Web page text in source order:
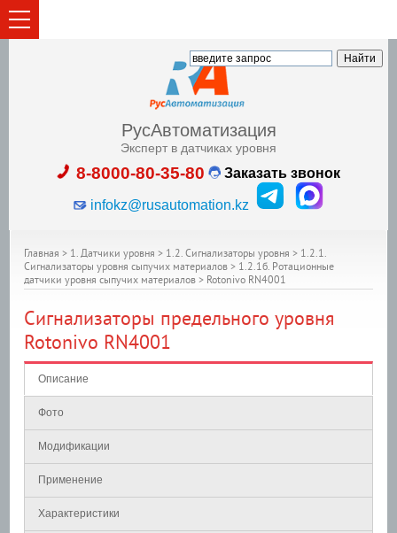
РусАвтоматизация
Эксперт в датчиках уровня
8-8000-80-35-80 Заказать звонок
infokz@rusautomation.kz
Главная > 1. Датчики уровня > 1.2. Сигнализаторы уровня > 1.2.1.
Сигнализаторы уровня сыпучих материалов > 1.2.1б. Ротационные
датчики уровня сыпучих материалов > Rotonivo RN4001
Сигнализаторы предельного уровня
Rotonivo RN4001
Описание
Фото
Модификации
Применение
Характеристики